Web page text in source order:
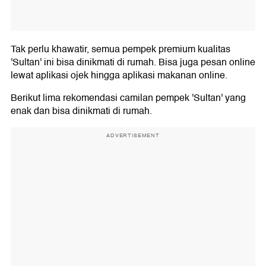
Tak perlu khawatir, semua pempek premium kualitas
'Sultan' ini bisa dinikmati di rumah. Bisa juga pesan online
lewat aplikasi ojek hingga aplikasi makanan online.
Berikut lima rekomendasi camilan pempek 'Sultan' yang
enak dan bisa dinikmati di rumah.
ADVERTISEMENT